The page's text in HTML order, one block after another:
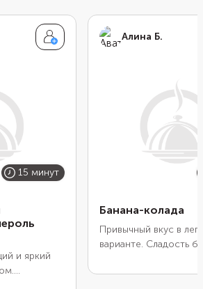
15 минут
и яркий
Алина Б.
Банана-колада
Привычный вкус в
варианте. Сладость
молока и прохлада